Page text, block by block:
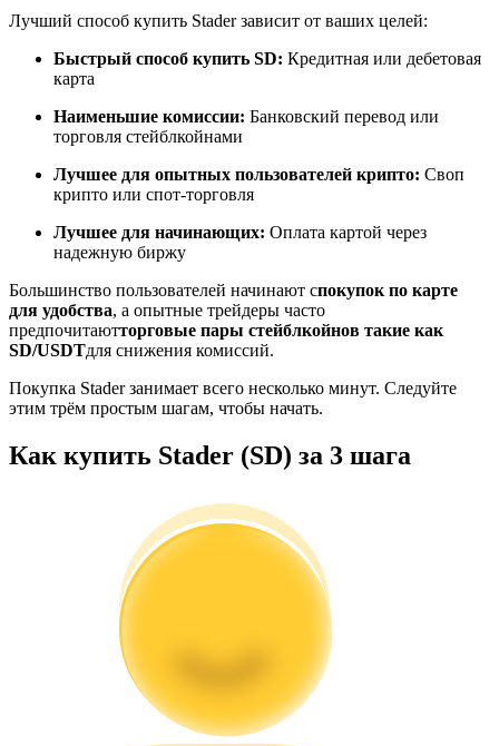
Наслаждайтесь распределением прибыли и комиссиями
Лучший способ купить Stader зависит от ваших целей:
Быстрый способ купить SD: Кредитная или дебетовая
карта
Наименьшие комиссии: Банковский перевод или
торговля стейблкойнами
Лучшее для опытных пользователей крипто: Своп
крипто или спот-торговля
Лучшее для начинающих: Оплата картой через
надежную биржу
Большинство пользователей начинают спокупок по карте
для удобства, а опытные трейдеры часто
предпочитаютторговые пары стейблкойнов такие как
SD/USDTдля снижения комиссий.
Покупка Stader занимает всего несколько минут. Следуйте
этим трём простым шагам, чтобы начать.
Как купить Stader (SD) за 3 шага